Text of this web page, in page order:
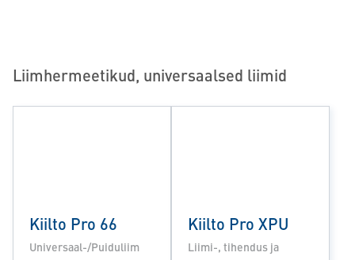
Liimhermeetikud, universaalsed liimid
Kiilto Pro 66
Universaal-/Puiduliim
Kiilto Pro XPU
Liimi-, tihendus ja